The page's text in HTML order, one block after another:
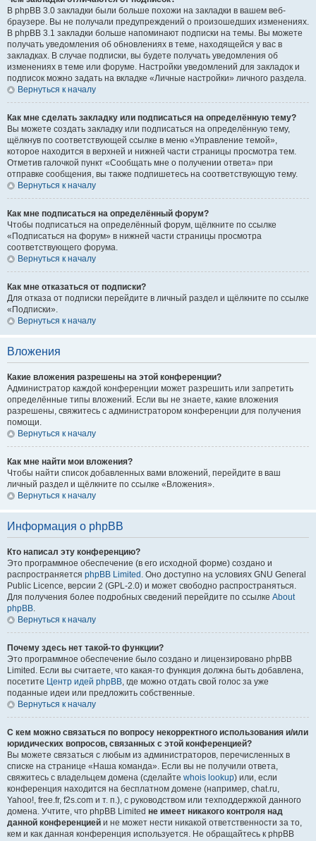
В phpBB 3.0 закладки были больше похожи на закладки в вашем веб-
браузере. Вы не получали предупреждений о произошедших изменениях.
В phpBB 3.1 закладки больше напоминают подписки на темы. Вы можете
получать уведомления об обновлениях в теме, находящейся у вас в
закладках. В случае подписки, вы будете получать уведомления об
изменениях в теме или форуме. Настройки уведомлений для закладок и
подписок можно задать на вкладке «Личные настройки» личного раздела.
Вернуться к началу
Как мне сделать закладку или подписаться на определённую тему?
Вы можете создать закладку или подписаться на определённую тему,
щёлкнув по соответствующей ссылке в меню «Управление темой»,
которое находится в верхней и нижней части страницы просмотра тем.
Отметив галочкой пункт «Сообщать мне о получении ответа» при
отправке сообщения, вы также подпишетесь на соответствующую тему.
Вернуться к началу
Как мне подписаться на определённый форум?
Чтобы подписаться на определённый форум, щёлкните по ссылке
«Подписаться на форум» в нижней части страницы просмотра
соответствующего форума.
Вернуться к началу
Как мне отказаться от подписки?
Для отказа от подписки перейдите в личный раздел и щёлкните по ссылке
«Подписки».
Вернуться к началу
Вложения
Какие вложения разрешены на этой конференции?
Администратор каждой конференции может разрешить или запретить
определённые типы вложений. Если вы не знаете, какие вложения
разрешены, свяжитесь с администратором конференции для получения
помощи.
Вернуться к началу
Как мне найти мои вложения?
Чтобы найти список добавленных вами вложений, перейдите в ваш
личный раздел и щёлкните по ссылке «Вложения».
Вернуться к началу
Информация о phpBB
Кто написал эту конференцию?
Это программное обеспечение (в его исходной форме) создано и
распространяется phpBB Limited . Оно доступно на условиях GNU General
Public Licence, версии 2 (GPL-2.0) и может свободно распространяться.
Для получения более подробных сведений перейдите по ссылке About
phpBB.
Вернуться к началу
Почему здесь нет такой-то функции?
Это программное обеспечение было создано и лицензировано phpBB
Limited. Если вы считаете, что какая-то функция должна быть добавлена,
посетите Центр идей phpBB, где можно отдать свой голос за уже
поданные идеи или предложить собственные.
Вернуться к началу
С кем можно связаться по вопросу некорректного использования и/или
юридических вопросов, связанных с этой конференцией?
Вы можете связаться с любым из администраторов, перечисленных в
списке на странице «Наша команда». Если вы не получили ответа,
свяжитесь с владельцем домена (сделайте whois lookup) или, если
конференция находится на бесплатном домене (например, chat.ru,
Yahoo!, free.fr, f2s.com и т. п.), с руководством или техподдержкой данного
домена. Учтите, что phpBB Limited не имеет никакого контроля над
данной конференцией и не может нести никакой ответственности за то,
кем и как данная конференция используется. Не обращайтесь к phpBB